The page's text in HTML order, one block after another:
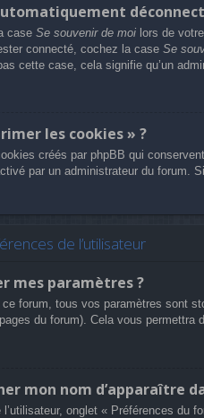
case Se souvenir de moi lors de
connecté, cochez la case Se
cette case, cela signifie qu’un
les cookies » ?
créés par phpBB qui
par un administrateur du forum.
de l’utilisateur
mes paramètres ?
forum, tous vos paramètres sont
du forum). Cela vous
mon nom d’apparaître
onglet « Préférences du